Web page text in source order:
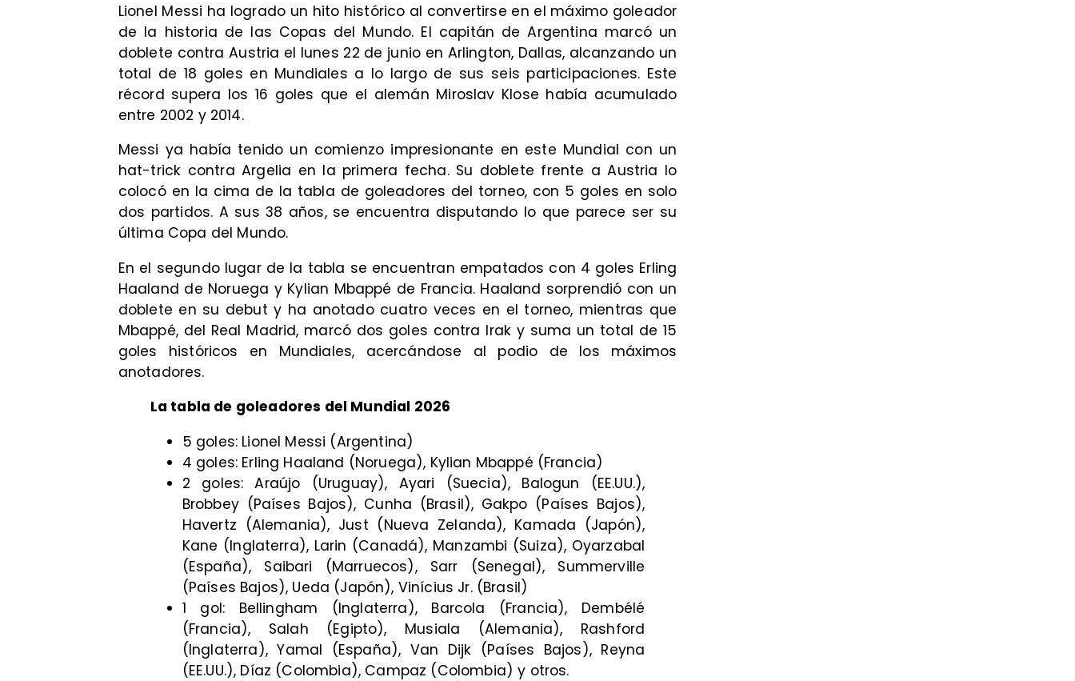
Lionel Messi ha logrado un hito histórico al convertirse en el máximo goleador
de la historia de las Copas del Mundo. El capitán de Argentina marcó un
doblete contra Austria el lunes 22 de junio en Arlington, Dallas, alcanzando un
total de 18 goles en Mundiales a lo largo de sus seis participaciones. Este
récord supera los 16 goles que el alemán Miroslav Klose había acumulado
entre 2002 y 2014.
Messi ya había tenido un comienzo impresionante en este Mundial con un
hat-trick contra Argelia en la primera fecha. Su doblete frente a Austria lo
colocó en la cima de la tabla de goleadores del torneo, con 5 goles en solo
dos partidos. A sus 38 años, se encuentra disputando lo que parece ser su
última Copa del Mundo.
En el segundo lugar de la tabla se encuentran empatados con 4 goles Erling
Haaland de Noruega y Kylian Mbappé de Francia. Haaland sorprendió con un
doblete en su debut y ha anotado cuatro veces en el torneo, mientras que
Mbappé, del Real Madrid, marcó dos goles contra Irak y suma un total de 15
goles históricos en Mundiales, acercándose al podio de los máximos
anotadores.
La tabla de goleadores del Mundial 2026
5 goles: Lionel Messi (Argentina)
4 goles: Erling Haaland (Noruega), Kylian Mbappé (Francia)
2 goles: Araújo (Uruguay), Ayari (Suecia), Balogun (EE.UU.),
Brobbey (Países Bajos), Cunha (Brasil), Gakpo (Países Bajos),
Havertz (Alemania), Just (Nueva Zelanda), Kamada (Japón),
Kane (Inglaterra), Larin (Canadá), Manzambi (Suiza), Oyarzabal
(España), Saibari (Marruecos), Sarr (Senegal), Summerville
(Países Bajos), Ueda (Japón), Vinícius Jr. (Brasil)
1 gol: Bellingham (Inglaterra), Barcola (Francia), Dembélé
(Francia), Salah (Egipto), Musiala (Alemania), Rashford
(Inglaterra), Yamal (España), Van Dijk (Países Bajos), Reyna
(EE.UU.), Díaz (Colombia), Campaz (Colombia) y otros.